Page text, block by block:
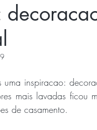
uma inspiracao:
mais lavadas ficou
de casamento.